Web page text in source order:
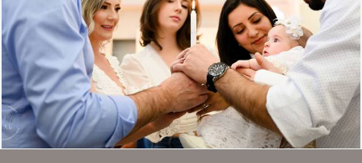
630 0